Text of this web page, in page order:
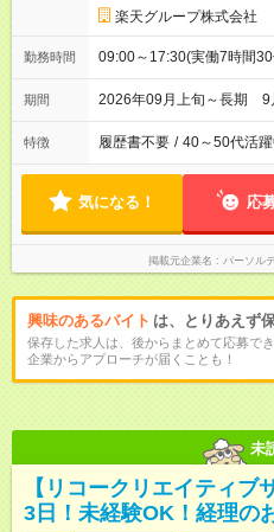
楽天グループ株式会社
勤務時間 09:00～17:30(実働7時間
期間 2026年09月上旬～長期
特徴 履歴書不要 / 40～50代活
気になる！ 応
掲載元企業名 パーソル
興味のあるバイト は、とりあえず
保存した求人は、後からまとめて応募でき
企業からアプローチが届くことも！
未
【リコークリエイティブ
3日！未経験OK！経理の